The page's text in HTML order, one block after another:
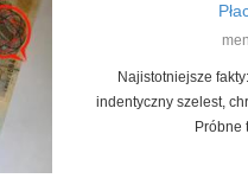
Najistotniejsze
indentyczny szelest,
Próbne